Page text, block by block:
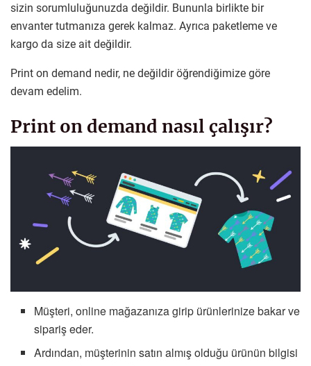
sizin sorumluluğunuzda değildir. Bununla birlikte bir
envanter tutmanıza gerek kalmaz. Ayrıca paketleme ve
kargo da size ait değildir.
Print on demand nedir, ne değildir öğrendiğimize göre
devam edelim.
Print on demand nasıl çalışır?
Müşteri, online mağazanıza girip ürünlerinize bakar ve
sipariş eder.
Ardından, müşterinin satın almış olduğu ürünün bilgisi